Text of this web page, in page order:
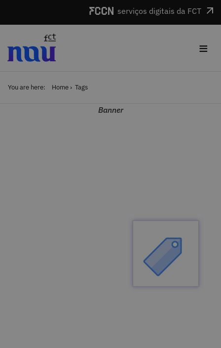
serviços digitais da FCT
≡
You are here: Home Tags
Banner